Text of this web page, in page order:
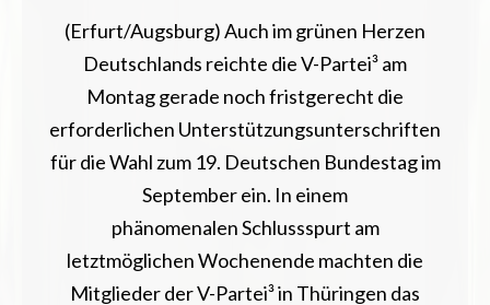
HESSEN
LANDESVERBÄNDE
NIEDERSACHSEN
NORDRHEIN-WESTFALEN
PRESSEMITTEILUNG
THÜRINGEN
(Erfurt/Augsburg) Auch im grünen Herzen
Deutschlands reichte die V-Partei³ am
Montag gerade noch fristgerecht die
erforderlichen Unterstützungsunterschriften
für die Wahl zum 19. Deutschen Bundestag im
September ein. In einem
phänomenalen Schlussspurt am
letztmöglichen Wochenende machten die
Mitglieder der V-Partei³ in Thüringen das